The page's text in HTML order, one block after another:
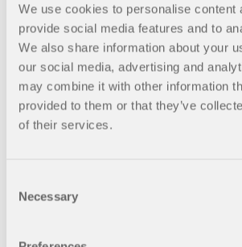
We use cookies to personalise content
provide social media features and to
We also share information about your
our social media, advertising and
may combine it with other information
provided to them or that they’ve
of their services.
Selection
Necessary
Tabulka výsledků s účinky podlaží
Nepatrné odchylky oproti ručnímu
deplanace případně natočení
liniových kloubech a liniových
Analogicky k tabulce Síly v patrech